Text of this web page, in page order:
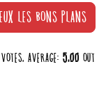
LES BONS PLANS
AVERAGE: 5,00 OUT